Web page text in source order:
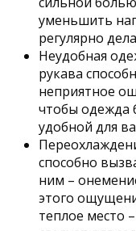
уменьшить
регулярно
Неудобная
рукава
неприятное
чтобы одежда
удобной для
способно
ним –
этого
теплое место